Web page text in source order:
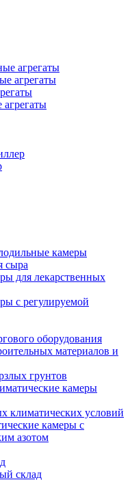
агрегаты
агрегаты
камеры
сыра
для лекарственных
с регулируемой
оборудования
материалов и
грунтов
камеры
климатических условий
камеры с
азотом
склад